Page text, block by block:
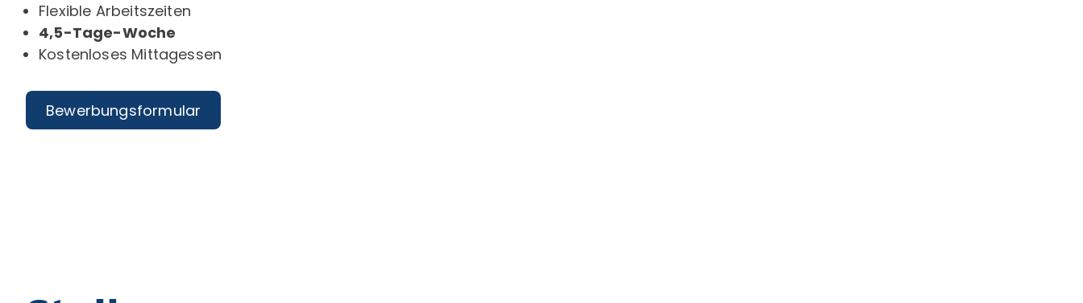
Flexible Arbeitszeiten
4,5-Tage-Woche
Kostenloses Mittagessen
Bewerbungsformular